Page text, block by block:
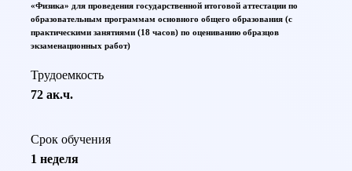
«Физика» для проведения государственной итоговой аттестации по
образовательным программам основного общего образования (с
практическими занятиями (18 часов) по оцениванию образцов
экзаменационных работ)
Трудоемкость
72 ак.ч.
Срок обучения
1 неделя